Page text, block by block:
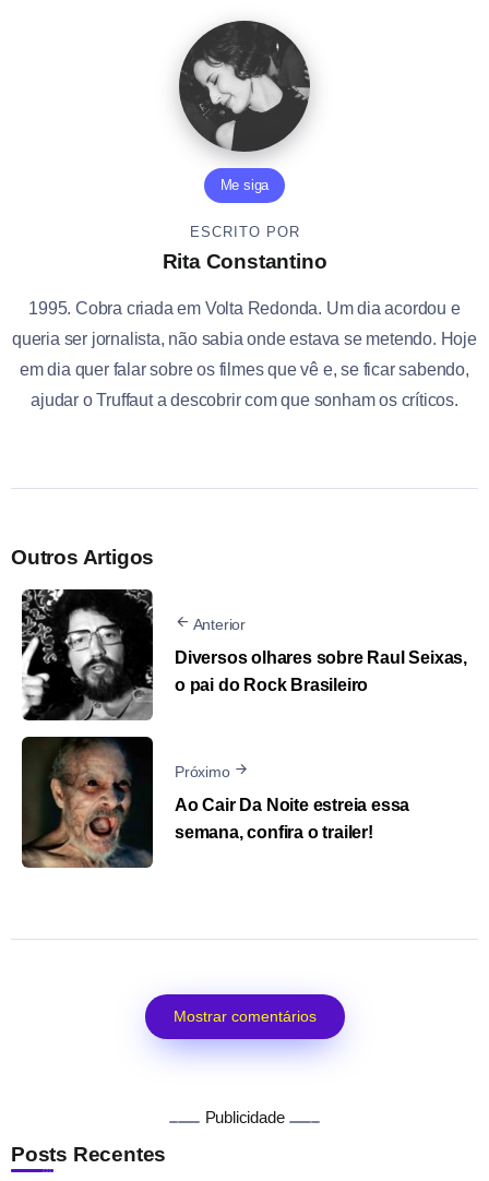
Me siga
ESCRITO POR
Rita Constantino
1995. Cobra criada em Volta Redonda. Um dia acordou e
queria ser jornalista, não sabia onde estava se metendo. Hoje
em dia quer falar sobre os filmes que vê e, se ficar sabendo,
ajudar o Truffaut a descobrir com que sonham os críticos.
Outros Artigos
Anterior
Diversos olhares sobre Raul Seixas,
o pai do Rock Brasileiro
Próximo
Ao Cair Da Noite estreia essa
semana, confira o trailer!
Mostrar comentários
Publicidade
Posts Recentes